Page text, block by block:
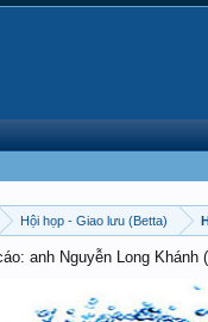
Hội họp - Giao lưu (Betta)
anh Nguyễn Long